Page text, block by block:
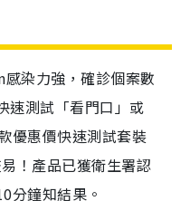
染力強，確診個案數
速測試「看門口」或
優惠價快速測試套裝
！產品已獲衛生署認
分鐘知結果。